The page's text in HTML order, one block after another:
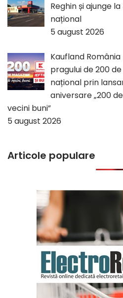
Reghin și ajunge
național
5 august 2026
Kaufland
pragului de 200
național prin
aniversare „200
vecini buni”
5 august 2026
Articole populare